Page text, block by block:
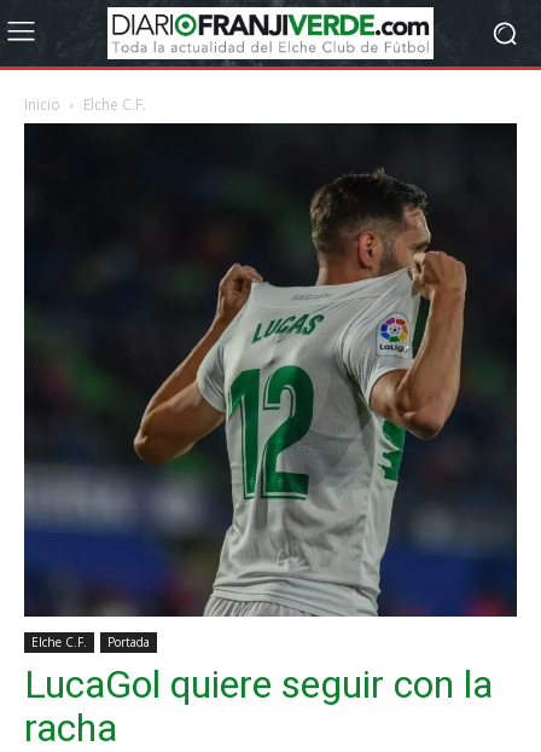
Inicio Elche C.F.
Elche C.F. Portada
LucaGol quiere seguir con la
racha